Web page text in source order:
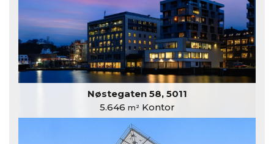
Nøstegaten 58, 5011
5.646 m²Kontor